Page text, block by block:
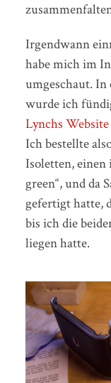
Irgendwann
habe mich im
umgeschaut.
wurde ich
Lynchs Website
Ich bestellte
Isoletten, einen
green“, und da
gefertigt hatte,
bis ich die
liegen hatte.